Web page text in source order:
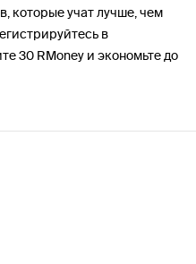
которые учат лучше, чем
в
30 RMoney и экономьте до